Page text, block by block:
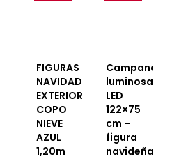
FIGURAS
NAVIDAD
EXTERIOR
COPO
NIEVE
AZUL
1,20m
Campana
luminosa
LED
122×75
cm –
figura
navideña